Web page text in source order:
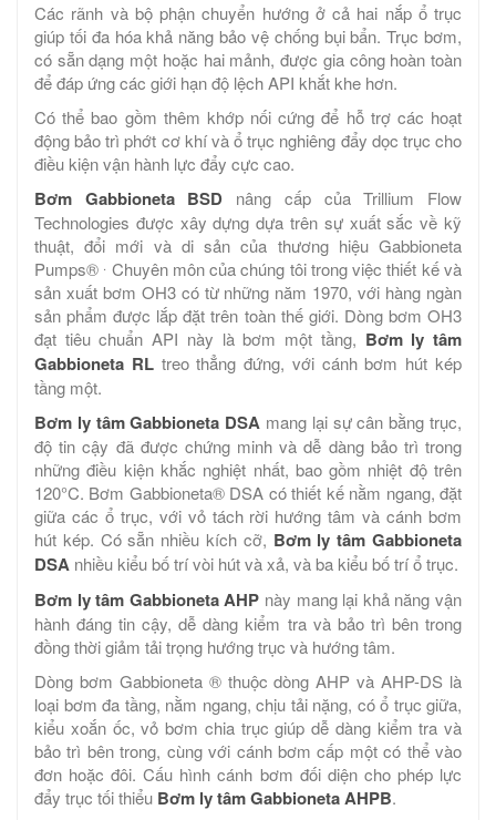
Các rãnh và bộ phận chuyển hướng ở cả hai nắp ổ trục
giúp tối đa hóa khả năng bảo vệ chống bụi bẩn. Trục bơm,
có sẵn dạng một hoặc hai mảnh, được gia công hoàn toàn
để đáp ứng các giới hạn độ lệch API khắt khe hơn.
Có thể bao gồm thêm khớp nối cứng để hỗ trợ các hoạt
động bảo trì phớt cơ khí và ổ trục nghiêng đẩy dọc trục cho
điều kiện vận hành lực đẩy cực cao.
Bơm Gabbioneta BSD
nâng cấp của Trillium Flow
Technologies được xây dựng dựa trên sự xuất sắc về kỹ
thuật, đổi mới và di sản của thương hiệu Gabbioneta
Pumps® Chuyên môn của chúng tôi trong việc thiết kế và
sản xuất bơm OH3 có từ những năm 1970, với hàng ngàn
sản phẩm được lắp đặt trên toàn thế giới. Dòng bơm OH3
đạt tiêu chuẩn API này là bơm một tầng, Bơm ly tâm
Gabbioneta RL treo thẳng đứng, với cánh bơm hút kép
tầng một.
Bơm ly tâm Gabbioneta DSA mang lại sự cân bằng trục,
độ tin cậy đã được chứng minh và dễ dàng bảo trì trong
những điều kiện khắc nghiệt nhất, bao gồm nhiệt độ trên
120°C. Bơm Gabbioneta® DSA có thiết kế nằm ngang, đặt
giữa các ổ trục, với vỏ tách rời hướng tâm và cánh bơm
hút kép. Có sẵn nhiều kích cỡ, Bơm ly tâm Gabbioneta
DSA nhiều kiểu bố trí vòi hút và xả, và ba kiểu bố trí ổ trục.
Bơm ly tâm Gabbioneta AHP này mang lại khả năng vận
hành đáng tin cậy, dễ dàng kiểm tra và bảo trì bên trong
đồng thời giảm tải trọng hướng trục và hướng tâm.
Dòng bơm Gabbioneta ® thuộc dòng AHP và AHP-DS là
loại bơm đa tầng, nằm ngang, chịu tải nặng, có ổ trục giữa,
kiểu xoắn ốc, vỏ bơm chia trục giúp dễ dàng kiểm tra và
bảo trì bên trong, cùng với cánh bơm cấp một có thể vào
đơn hoặc đôi. Cấu hình cánh bơm đối diện cho phép lực
đẩy trục tối thiểu Bơm ly tâm Gabbioneta AHPB.